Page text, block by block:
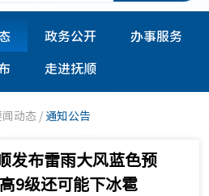
政务公开
办事服务
走进抚顺
闻动态 / 通知公告
发布雷雨大风蓝色预
9级还可能下冰雹